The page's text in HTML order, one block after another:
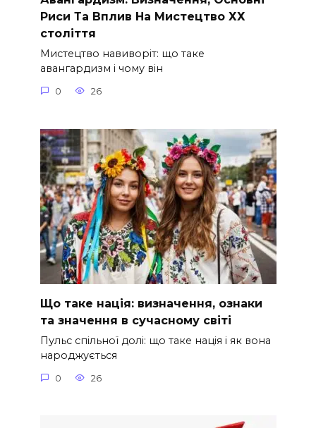
Риси Та Вплив На Мистецтво ХХ
століття
Мистецтво навиворіт: що таке
авангардизм і чому він
0 26
Що таке нація: визначення, ознаки
та значення в сучасному світі
Пульс спільної долі: що таке нація і як вона
народжується
0 26